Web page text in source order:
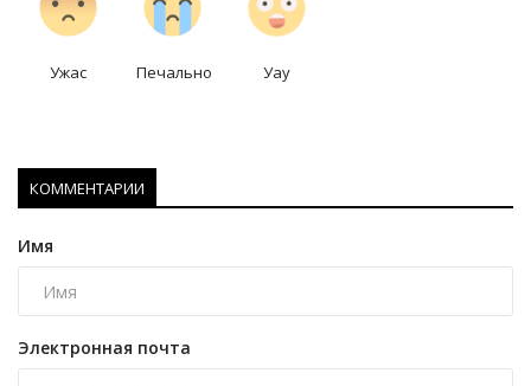
Ужас Печально Уау
КОММЕНТАРИИ
Имя
Электронная почта